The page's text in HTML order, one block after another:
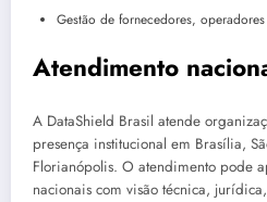
Gestão de fornecedores,
Atendimento
A DataShield Brasil atende
presença institucional em Brasília,
Florianópolis. O atendimento pode
nacionais com visão técnica,